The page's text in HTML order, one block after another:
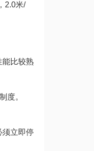
2.0米/
比较熟
度。
立即停